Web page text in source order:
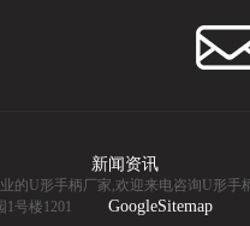
新闻资讯
的U形手柄厂家,欢迎来电咨询U形手
号楼1201
GoogleSitemap